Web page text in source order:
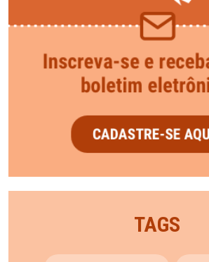
TAGS